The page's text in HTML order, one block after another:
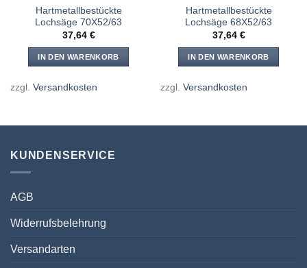
Hartmetallbestückte
Lochsäge 70X52/63
37,64 €
IN DEN WARENKORB
zzgl. Versandkosten
Hartmetallbestückte
Lochsäge 68X52/63
37,64 €
IN DEN WARENKORB
zzgl. Versandkosten
KUNDENSERVICE
AGB
Widerrufsbelehrung
Versandarten